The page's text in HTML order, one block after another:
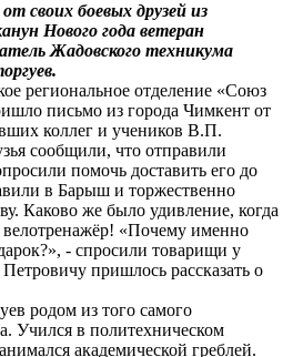
своих боевых друзей из
Нового года ветеран
Жадовского техникума
региональное отделение «Союз
письмо из города Чимкент от
коллег и учеников В.П.
сообщили, что отправили
помочь доставить его до
в Барыш и торжественно
Каково же было удивление, когда
«Почему именно
- спросили товарищи у
Петровичу пришлось рассказать о
родом из того самого
Учился в политехническом
академической греблей.